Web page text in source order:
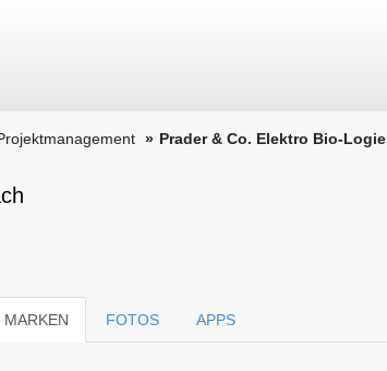
Prader & Co. Elektro Bio-Logie
MARKEN FOTOS APPS